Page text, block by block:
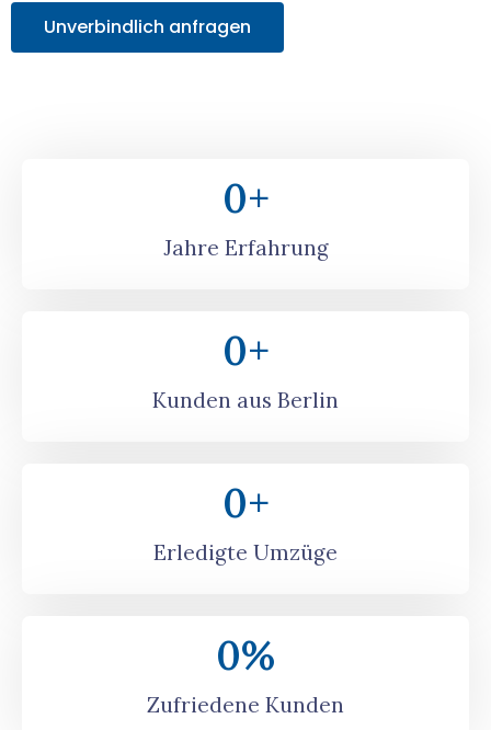
Unverbindlich anfragen
Jahre Erfahrung
0+
Kunden aus Berlin
0+
Erledigte Umzüge
0+
Zufriedene Kunden
0%